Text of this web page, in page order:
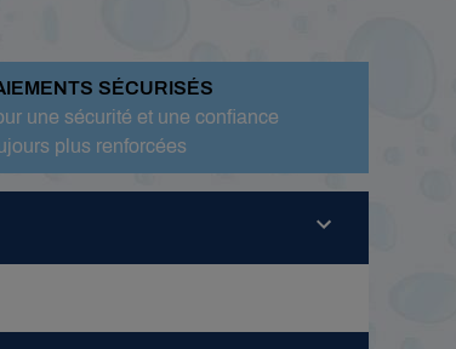
SÉCURISÉS
une sécurité et une confiance
plus renforcées